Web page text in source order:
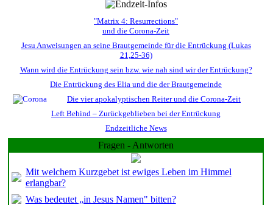
"Matrix 4: Resurrections"
und die Corona-Zeit
Jesu Anweisungen an seine Brautgemeinde für die Entrückung (Lukas
21,25-36)
Wann wird die Entrückung sein bzw. wie nah sind wir der Entrückung?
Die Entrückung des Elia und die der Brautgemeinde
Die vier apokalyptischen Reiter und die Corona-Zeit
Left Behind – Zurückgeblieben bei der Entrückung
Endzeitliche News
Fragen - Antworten
Mit welchem Kurzgebet ist ewiges Leben im Himmel
erlangbar?
Was bedeutet „in Jesus Namen" bitten?